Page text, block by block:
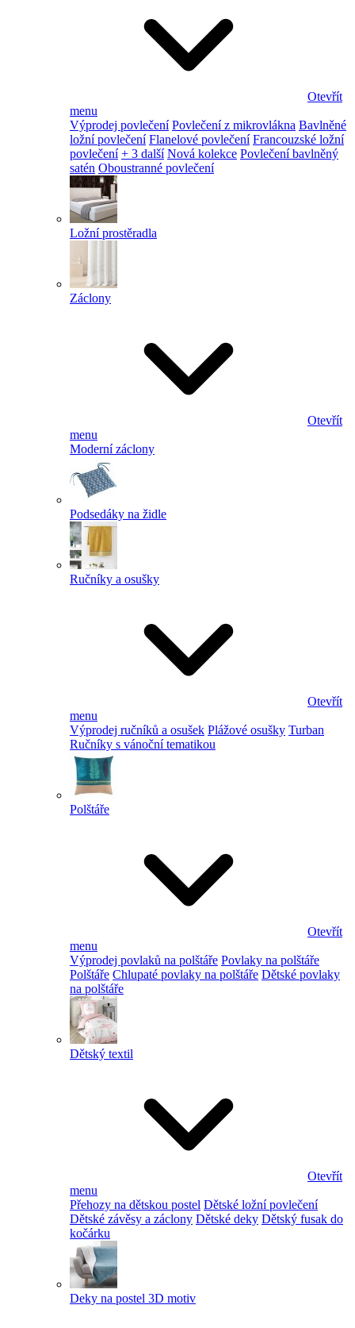
Otevřít
menu
Výprodej povlečení Povlečení z mikrovlákna Bavlněné
ložní povlečení Flanelové povlečení Francouzské ložní
povlečení + 3 další Nová kolekce Povlečení bavlněný
satén Oboustranné povlečení
Ložní prostěradla
Záclony
Otevřít
menu
Moderní záclony
Podsedáky na židle
Ručníky a osušky
Otevřít
menu
Výprodej ručníků a osušek Plážové osušky Turban
Ručníky s vánoční tematikou
Polštáře
Otevřít
menu
Výprodej povlaků na polštáře Povlaky na polštáře
Polštáře Chlupaté povlaky na polštáře Dětské povlaky
na polštáře
Dětský textil
Otevřít
menu
Přehozy na dětskou postel Dětské ložní povlečení
Dětské závěsy a záclony Dětské deky Dětský fusak do
kočárku
Deky na postel 3D motiv